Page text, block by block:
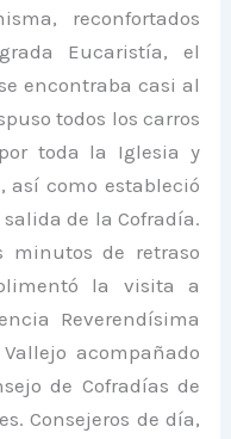
reconfortados
Eucaristía, el
encontraba casi al
todos los carros
toda la Iglesia y
así como estableció
de la Cofradía.
minutos de retraso
la visita a
Reverendísima
acompañado
de Cofradías de
Consejeros de día,